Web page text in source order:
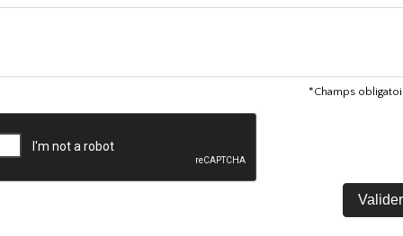
*Champs
Valider